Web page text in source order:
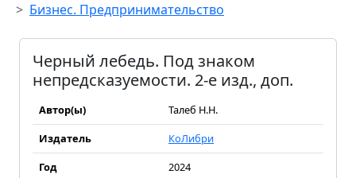
Бизнес. Предпринимательство
Черный лебедь. Под знаком
непредсказуемости. 2-е изд., доп.
Автор(ы)
Талеб Н.Н.
Издатель
КоЛибри
Год
2024